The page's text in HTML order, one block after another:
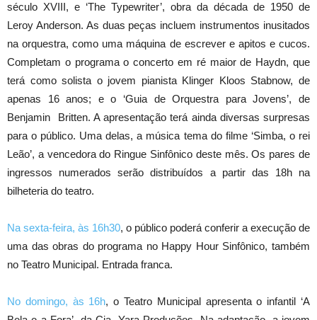
século XVIII, e ‘The Typewriter’, obra da década de 1950 de
Leroy Anderson. As duas peças incluem instrumentos inusitados
na orquestra, como uma máquina de escrever e apitos e cucos.
Completam o programa o concerto em ré maior de Haydn, que
terá como solista o jovem pianista Klinger Kloos Stabnow, de
apenas 16 anos; e o ‘Guia de Orquestra para Jovens’, de
Benjamin Britten. A apresentação terá ainda diversas surpresas
para o público. Uma delas, a música tema do filme ‘Simba, o rei
Leão’, a vencedora do Ringue Sinfônico deste mês. Os pares de
ingressos numerados serão distribuídos a partir das 18h na
bilheteria do teatro.
Na sexta-feira, às 16h30, o público poderá conferir a execução de
uma das obras do programa no Happy Hour Sinfônico, também
no Teatro Municipal. Entrada franca.
No domingo, às 16h, o Teatro Municipal apresenta o infantil ‘A